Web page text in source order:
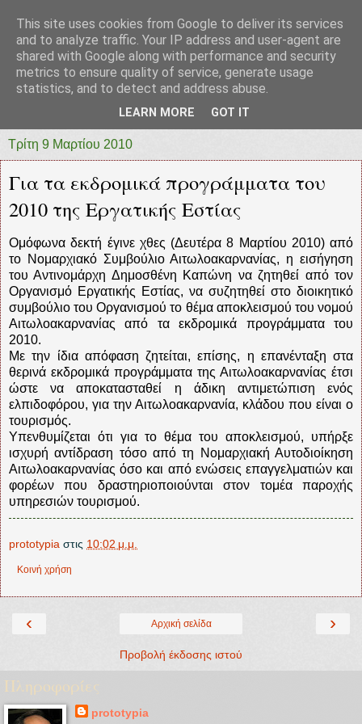
prototypia
"ΠΡΩΤΟΤΥΠΙΑ" * ΑΝΕΞΑΡΤΗΤΗ-ΗΛΕΚΤΡΟΝΙΚΗ-
Τρίτη 9 Μαρτίου 2010
Για τα εκδρομικά προγράμματα του
2010 της Εργατικής Εστίας
Ομόφωνα δεκτή έγινε χθες (Δευτέρα 8 Μαρτίου 2010) από
το Νομαρχιακό Συμβούλιο Αιτωλοακαρνανίας, η εισήγηση
του Αντινομάρχη Δημοσθένη Καπώνη να ζητηθεί από τον
Οργανισμό Εργατικής Εστίας, να συζητηθεί στο διοικητικό
συμβούλιο του Οργανισμού το θέμα αποκλεισμού του νομού
Αιτωλοακαρνανίας από τα εκδρομικά προγράμματα του
2010.
Με την ίδια απόφαση ζητείται, επίσης, η επανένταξη στα
θερινά εκδρομικά προγράμματα της Αιτωλοακαρνανίας έτσι
ώστε να αποκατασταθεί η άδικη αντιμετώπιση ενός
ελπιδοφόρου, για την Αιτωλοακαρνανία, κλάδου που είναι ο
τουρισμός.
Υπενθυμίζεται ότι για το θέμα του αποκλεισμού, υπήρξε
ισχυρή αντίδραση τόσο από τη Νομαρχιακή Αυτοδιοίκηση
Αιτωλοακαρνανίας όσο και από ενώσεις επαγγελματιών και
φορέων που δραστηριοποιούνται στον τομέα παροχής
υπηρεσιών τουρισμού.
prototypia στις 10:02 μ.μ.
Κοινή χρήση
‹ ›
Αρχική σελίδα
Προβολή έκδοσης ιστού
Πληροφορίες
prototypia
This site uses cookies from Google to deliver its services
and to analyze traffic. Your IP address and user-agent are
shared with Google along with performance and security
metrics to ensure quality of service, generate usage
statistics, and to detect and address abuse.
LEARN MORE GOT IT